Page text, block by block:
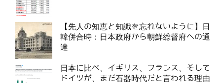
【先人の知恵と知識を忘れないように】日
韓併合時：日本政府から朝鮮総督府への通
達
日本に比べ、イギリス、フランス、そして
ドイツが、まだ石器時代だと言われる理由